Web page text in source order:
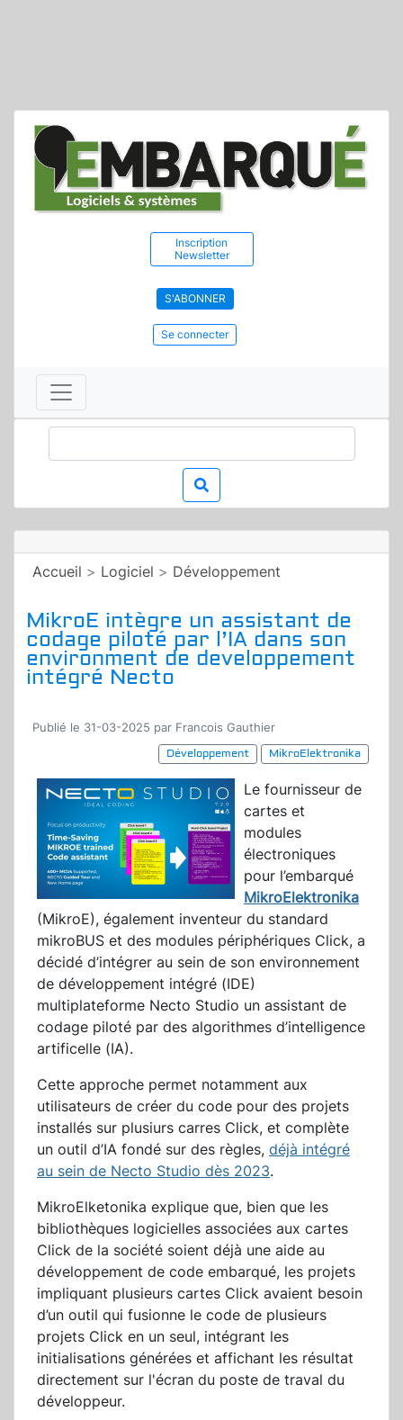
Inscription
Newsletter
S'ABONNER
Se connecter
Accueil > Logiciel > Développement
MikroE intègre un assistant de
codage piloté par l’IA dans son
environment de developpement
intégré Necto
Publié le 31-03-2025 par Francois Gauthier
Développement
MikroElektronika
Le fournisseur de
cartes et
modules
électroniques
pour l’embarqué
MikroElektronika
(MikroE), également inventeur du standard
mikroBUS et des modules périphériques Click, a
décidé d’intégrer au sein de son environnement
de développement intégré (IDE)
multiplateforme Necto Studio un assistant de
codage piloté par des algorithmes d’intelligence
artificelle (IA).
Cette approche permet notamment aux
utilisateurs de créer du code pour des projets
installés sur plusiurs carres Click, et complète
un outil d’IA fondé sur des règles, déjà intégré
au sein de Necto Studio dès 2023.
MikroElketonika explique que, bien que les
bibliothèques logicielles associées aux cartes
Click de la société soient déjà une aide au
développement de code embarqué, les projets
impliquant plusieurs cartes Click avaient besoin
d’un outil qui fusionne le code de plusieurs
projets Click en un seul, intégrant les
initialisations générées et affichant les résultat
directement sur l'écran du poste de traval du
développeur.